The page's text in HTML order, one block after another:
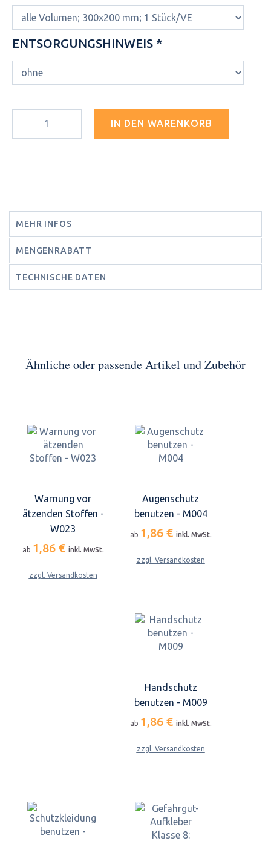
ENTSORGUNGSHINWEIS *
IN DEN WARENKORB
MEHR INFOS
MENGENRABATT
TECHNISCHE DATEN
Ähnliche oder passende Artikel und Zubehör
Warnung vor
ätzenden Stoffen -
W023
ab 1,86 € inkl. MwSt.
zzgl. Versandkosten
Augenschutz
benutzen - M004
ab 1,86 € inkl. MwSt.
zzgl. Versandkosten
Handschutz
benutzen - M009
ab 1,86 € inkl. MwSt.
zzgl. Versandkosten